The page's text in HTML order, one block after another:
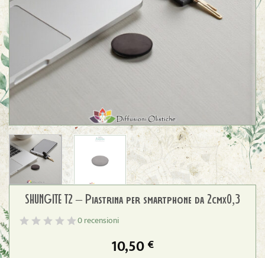
SHUNGITE T2 – Piastrina per smartphone da 2cmx0,3
0 recensioni
10,50 €